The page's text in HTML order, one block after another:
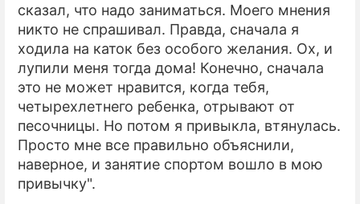
сказал, что надо заниматься. Моего мнения
никто не спрашивал. Правда, сначала я
ходила на каток без особого желания. Ох, и
лупили меня тогда дома! Конечно, сначала
это не может нравится, когда тебя,
четырехлетнего ребенка, отрывают от
песочницы. Но потом я привыкла, втянулась.
Просто мне все правильно объяснили,
наверное, и занятие спортом вошло в мою
привычку".